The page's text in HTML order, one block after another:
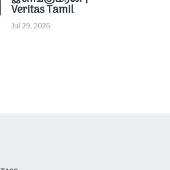
Veritas Tamil
Jul 29, 2026